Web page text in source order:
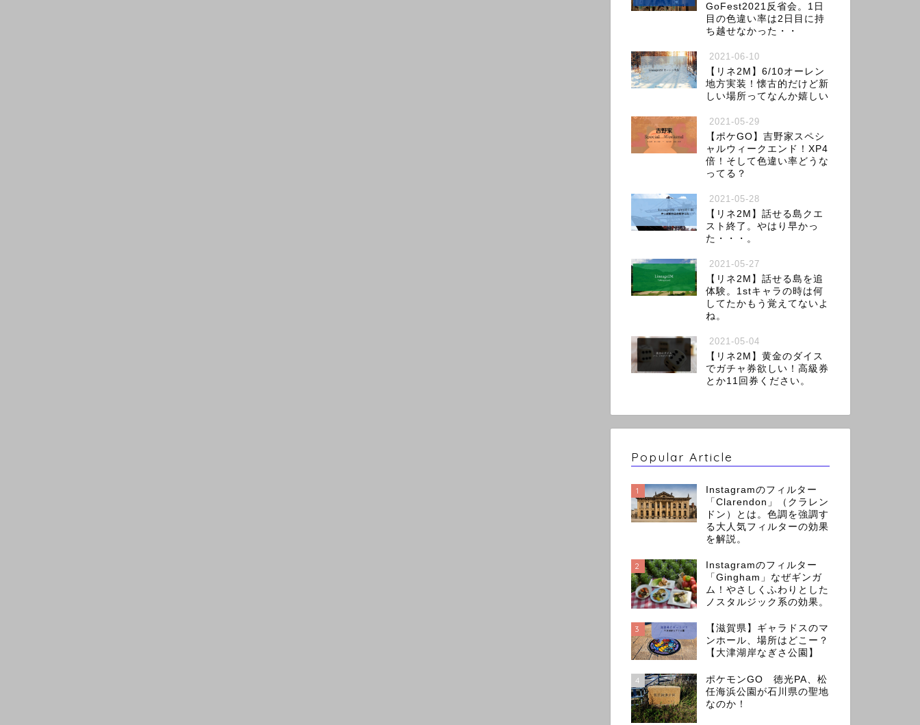
GoFest2021反省会。1日
目の色違い率は2日目に持
ち越せなかった・・
2021-06-10
【リネ2M】6/10オーレン
地方実装！懐古的だけど新
しい場所ってなんか嬉しい
2021-05-29
【ポケGO】吉野家スペシ
ャルウィークエンド！XP4
倍！そして色違い率どうな
ってる？
2021-05-28
【リネ2M】話せる島クエ
スト終了。やはり早かっ
た・・・。
2021-05-27
【リネ2M】話せる島を追
体験。1stキャラの時は何
してたかもう覚えてないよ
ね。
2021-05-04
【リネ2M】黄金のダイス
でガチャ券欲しい！高級券
とか11回券ください。
Popular Article
1
Instagramのフィルター
「Clarendon」（クラレン
ドン）とは。色調を強調す
る大人気フィルターの効果
を解説。
2
Instagramのフィルター
「Gingham」なぜギンガ
ム！やさしくふわりとした
ノスタルジック系の効果。
3
【滋賀県】ギャラドスのマ
ンホール、場所はどこー？
【大津湖岸なぎさ公園】
4
ポケモンGO 徳光PA、松
任海浜公園が石川県の聖地
なのか！